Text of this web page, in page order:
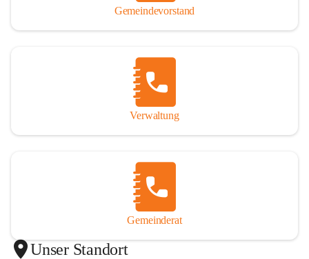
Gemeindevorstand
Verwaltung
Gemeinderat
Unser Standort